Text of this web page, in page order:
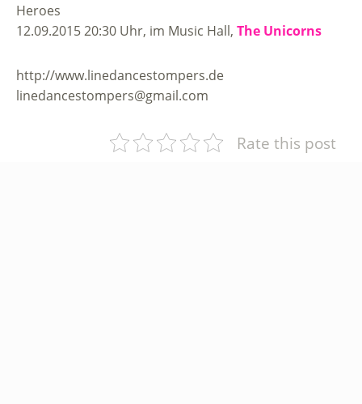
Heroes
12.09.2015 20:30 Uhr, im Music Hall, The Unicorns
http://www.linedancestompers.de
linedancestompers@gmail.com
Rate this post